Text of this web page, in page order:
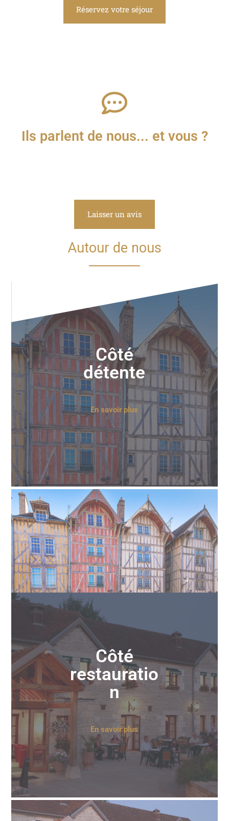
Réservez votre séjour
Ils parlent de nous... et vous ?
Laisser un avis
Autour de nous
Côté
détente
En savoir plus
Côté
restauratio
n
En savoir plus